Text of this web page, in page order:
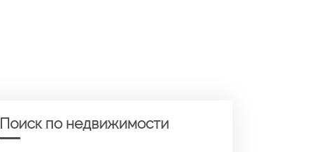
Поиск по недвижимости